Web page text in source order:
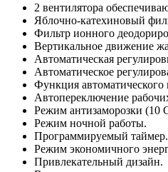
2 вентилятора
Яблочно-катехиновый
Фильтр ионного
Вертикальное движение
Автоматическая
Автоматическое
Функция автоматического
Автопереключение
Режим антизаморозки (10
Режим ночной работы.
Программируемый таймер.
Режим экономичного
Привлекательный дизайн.